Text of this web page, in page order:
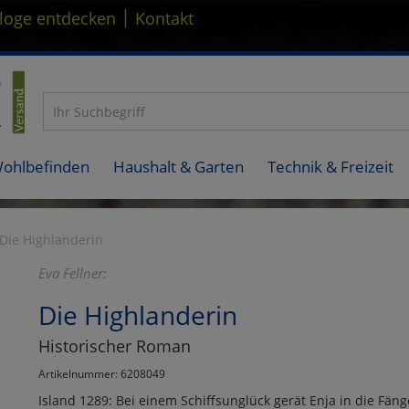
entdecken | Kontakt
Haushalt & Garten Technik & Freizeit
Die Highlanderin
Eva Fellner:
Die Highlanderin
Historischer Roman
Artikelnummer: 6208049
Island 1289: Bei einem Schiffsunglück gerät Enja in die